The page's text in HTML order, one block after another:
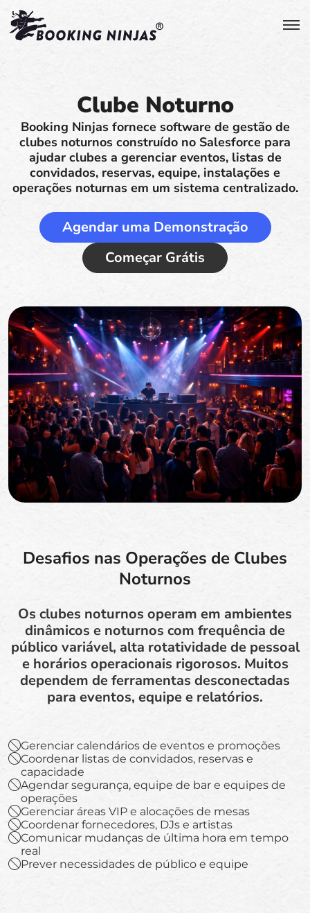
Clube Noturno
Booking Ninjas fornece software de gestão de
clubes noturnos construído no Salesforce para
ajudar clubes a gerenciar eventos, listas de
convidados, reservas, equipe, instalações e
operações noturnas em um sistema centralizado.
Agendar uma Demonstração
Começar Grátis
Desafios nas Operações de Clubes
Noturnos
Os clubes noturnos operam em ambientes
dinâmicos e noturnos com frequência de
público variável, alta rotatividade de pessoal
e horários operacionais rigorosos. Muitos
dependem de ferramentas desconectadas
para eventos, equipe e relatórios.
Gerenciar calendários de eventos e promoções
Coordenar listas de convidados, reservas e
capacidade
Agendar segurança, equipe de bar e equipes de
operações
Gerenciar áreas VIP e alocações de mesas
Coordenar fornecedores, DJs e artistas
Comunicar mudanças de última hora em tempo
real
Prever necessidades de público e equipe